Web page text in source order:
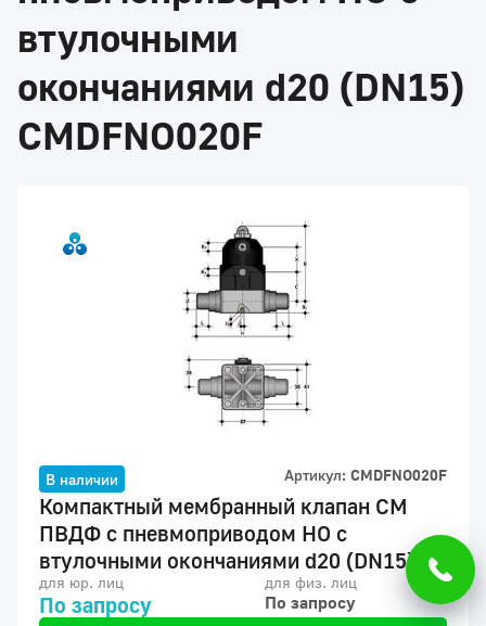
втулочными
окончаниями d20 (DN15)
CMDFNO020F
В наличии Артикул: CMDFNO020F
Компактный мембранный клапан CM
ПВДФ с пневмоприводом НО с
втулочными окончаниями d20 (DN15)
для юр. лиц
По запросу
для физ. лиц
По запросу